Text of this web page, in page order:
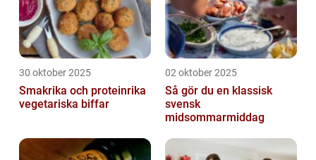
30 oktober 2025
Smakrika och proteinrika
vegetariska biffar
02 oktober 2025
Så gör du en klassisk
svensk
midsommarmiddag